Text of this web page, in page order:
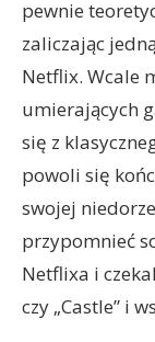
pewnie
zaliczając
Netflix. Wcale
umierających
się z
powoli się
swojej
przypomnieć
Netflixa i
czy „Castle” i